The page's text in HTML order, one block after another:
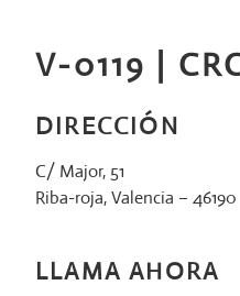
contenidoV-0119 |
DIRECCIÓN
C/ Major, 51
Riba-roja, Valencia – 46190
LLAMA AHORA